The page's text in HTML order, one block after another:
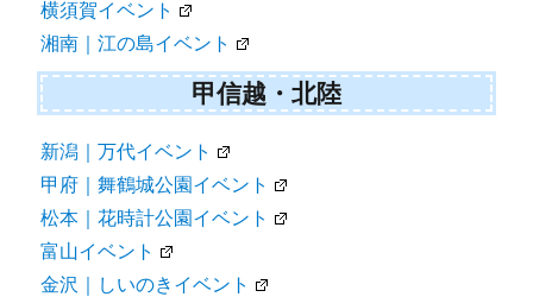
横須賀イベント
湘南｜江の島イベント
甲信越・北陸
新潟｜万代イベント
甲府｜舞鶴城公園イベント
松本｜花時計公園イベント
富山イベント
金沢｜しいのきイベント